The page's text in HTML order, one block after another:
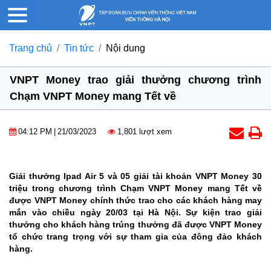
Trang chủ Tin tức Nội dung
VNPT Money trao giải thưởng chương trình
Chạm VNPT Money mang Tết về
04:12 PM 21/03/2023 1,801 lượt xem
Giải thưởng Ipad Air 5 và 05 giải tài khoản VNPT Money 30
triệu trong chương trình Chạm VNPT Money mang Tết về
được VNPT Money chính thức trao cho các khách hàng may
mắn vào chiều ngày 20/03 tại Hà Nội. Sự kiện trao giải
thưởng cho khách hàng trúng thưởng đã được VNPT Money
tổ chức trang trọng với sự tham gia của đông đảo khách
hàng.